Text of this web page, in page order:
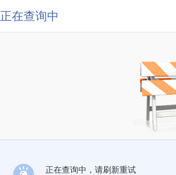
正在查询中
正在查询中，请刷新重试